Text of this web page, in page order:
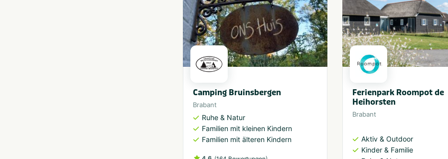
Camping Bruinsbergen
Brabant
Ruhe & Natur
Familien mit kleinen Kindern
Familien mit älteren Kindern
Ferienpark Roompot de
Heihorsten
Brabant
Aktiv & Outdoor
Kinder & Familie